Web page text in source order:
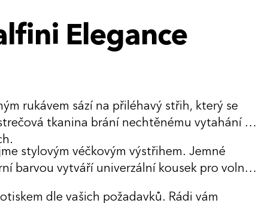
Elegance
rukávem sází na přiléhavý střih, který se
tkanina brání nechtěnému vytahání a
stylovým véčkovým výstřihem. Jemné
barvou vytváří univerzální kousek pro volný
dle vašich požadavků. Rádi vám